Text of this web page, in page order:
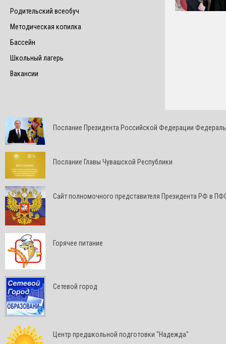
Родительский всеобуч
Методическая копилка
Бассейн
Школьный лагерь
Вакансии
Послание Президента Российской Федерации
Послание Главы Чувашской Республики
Cайт полномочного представителя Президента РФ в
Горячее питание
Сетевой город
Центр предшкольной подготовки "Надежда"